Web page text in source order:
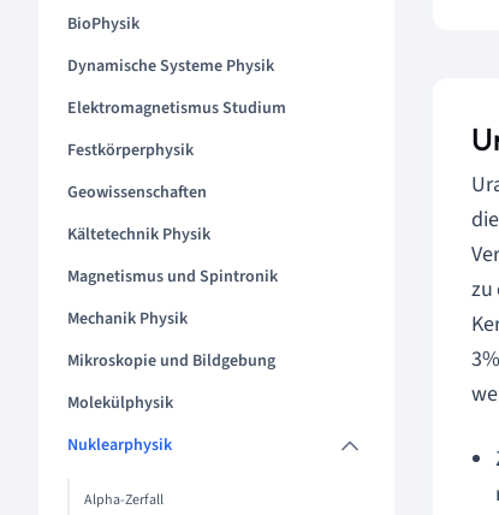
BioPhysik
Dynamische Systeme Physik
Elektromagnetismus Studium
Festkörperphysik
Geowissenschaften
Kältetechnik Physik
Magnetismus und Spintronik
Mechanik Physik
Mikroskopie und Bildgebung
Molekülphysik
Nuklearphysik
Alpha-Zerfall
zu